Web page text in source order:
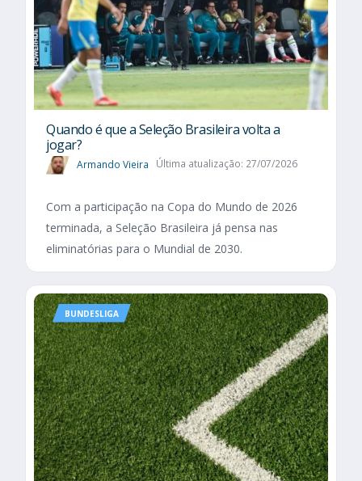
Quando é que a Seleção Brasileira volta a
jogar?
Armando Vieira Última atualização: 27/07/2026
Com a participação na Copa do Mundo de 2026
terminada, a Seleção Brasileira já pensa nas
eliminatórias para o Mundial de 2030.
BUNDESLIGA